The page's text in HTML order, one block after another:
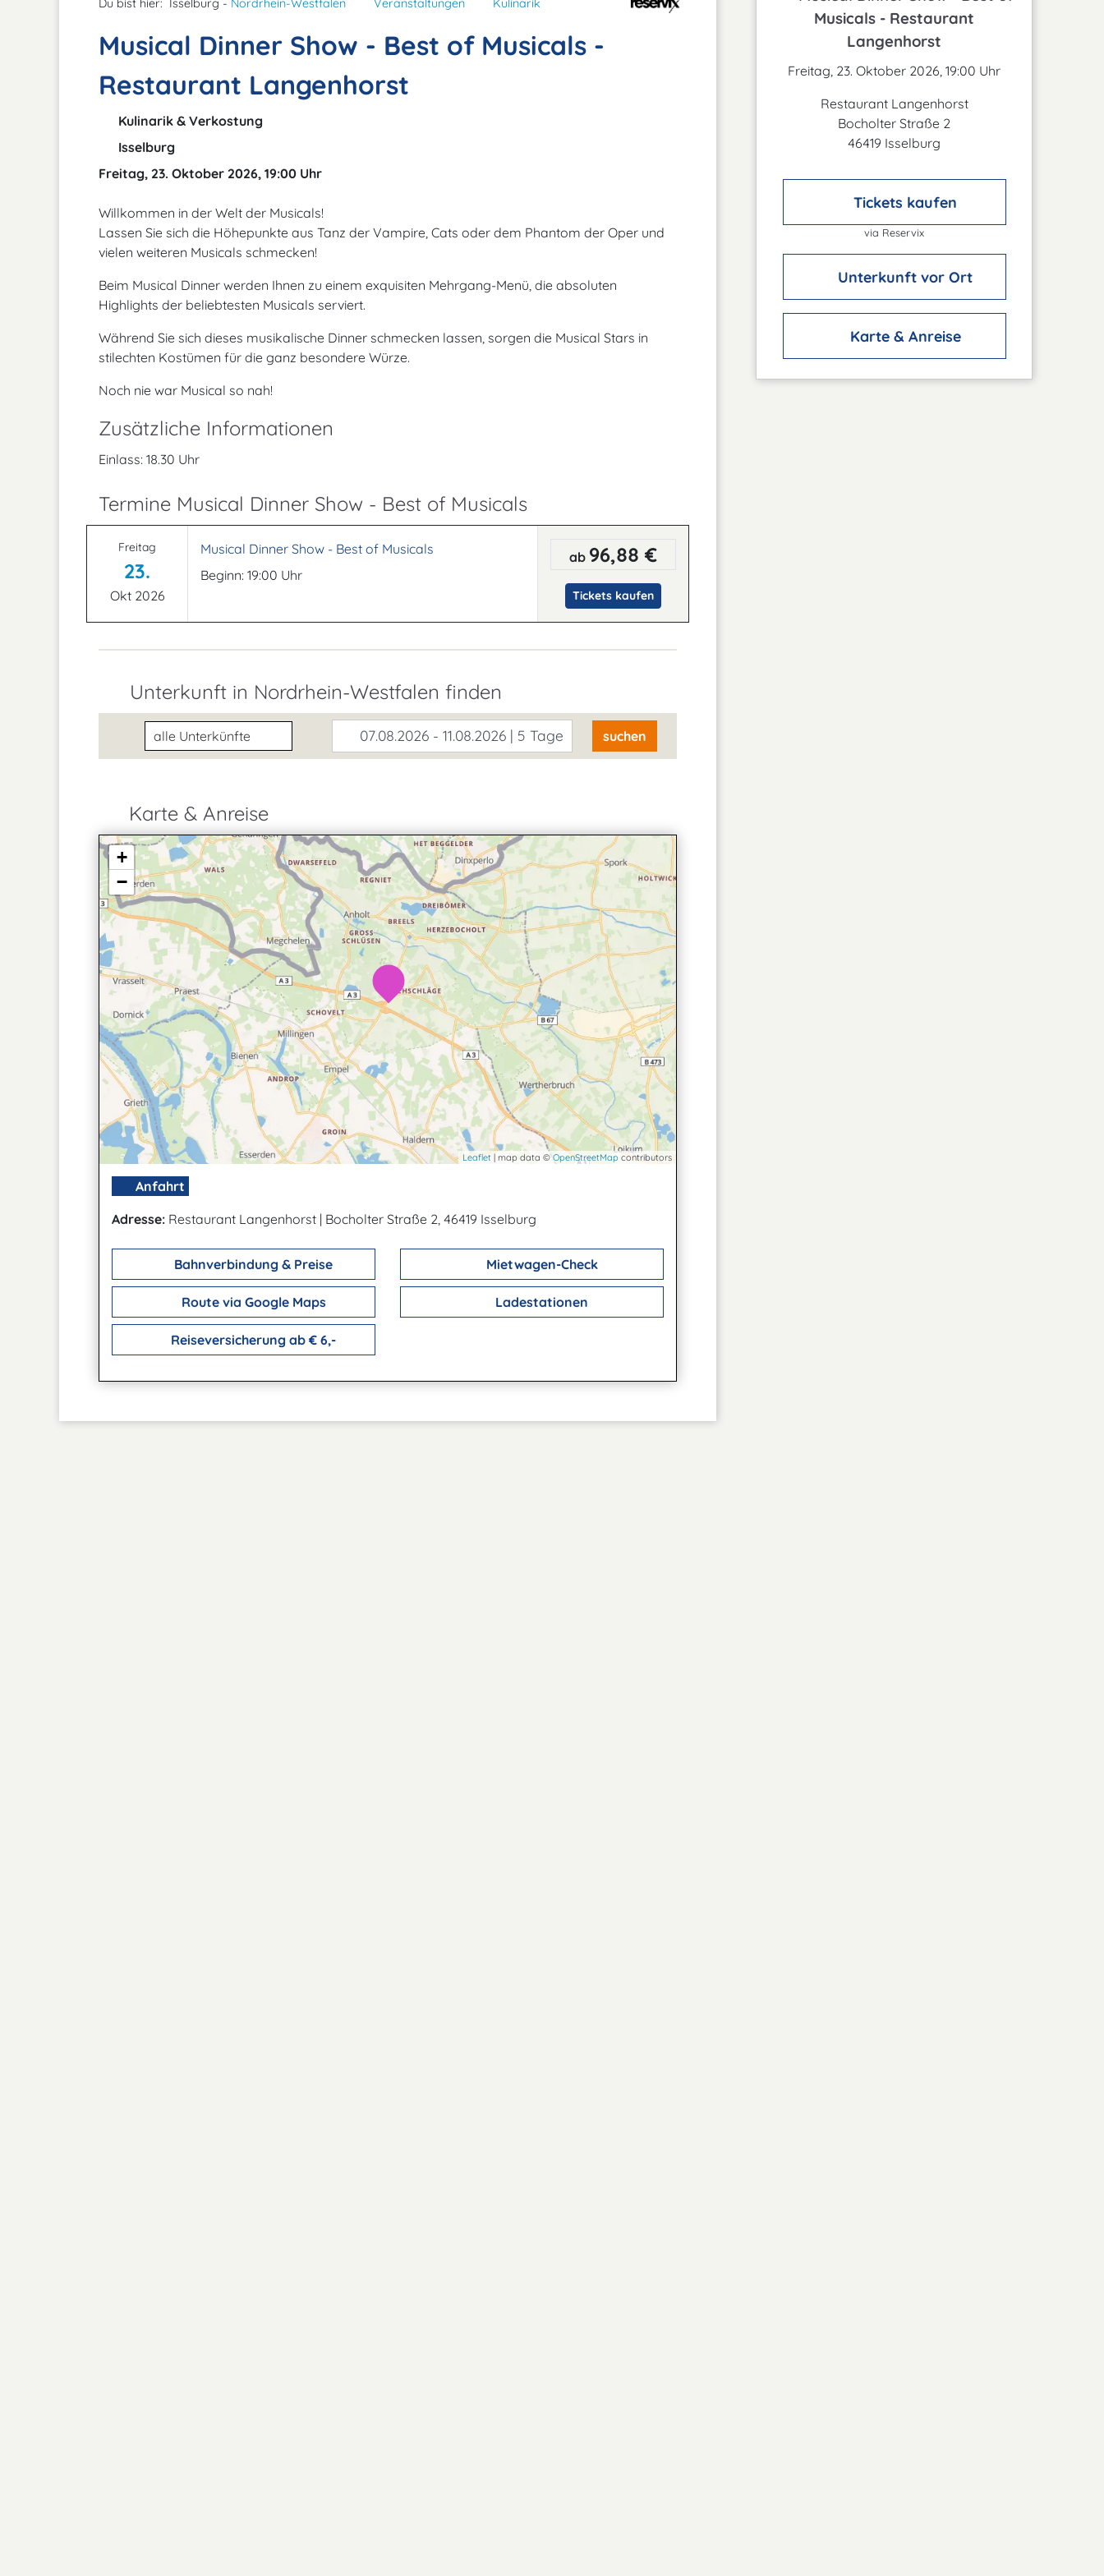
Du bist hier: Isselburg - Nordrhein-Westfalen Veranstaltungen Kulinarik
Musical Dinner Show - Best of Musicals -
Restaurant Langenhorst
Kulinarik & Verkostung
Isselburg
Freitag, 23. Oktober 2026, 19:00 Uhr
Willkommen in der Welt der Musicals!
Lassen Sie sich die Höhepunkte aus Tanz der Vampire, Cats oder dem Phantom der Oper und
vielen weiteren Musicals schmecken!
Beim Musical Dinner werden Ihnen zu einem exquisiten Mehrgang-Menü, die absoluten
Highlights der beliebtesten Musicals serviert.
Während Sie sich dieses musikalische Dinner schmecken lassen, sorgen die Musical Stars in
stilechten Kostümen für die ganz besondere Würze.
Noch nie war Musical so nah!
Zusätzliche Informationen
Einlass: 18.30 Uhr
Termine Musical Dinner Show - Best of Musicals
Freitag
23.
Okt 2026
Musical Dinner Show - Best of Musicals
Beginn: 19:00 Uhr
ab 96,88 €
Tickets kaufen
Unterkunft in Nordrhein-Westfalen finden
Unterkunftsart 07.08.2026 - 11.08.2026 | 5 Tage suchen
Karte & Anreise
+
−
Leaflet | map data ©OpenStreetMap contributors
Anfahrt
Adresse: Restaurant Langenhorst | Bocholter Straße 2, 46419 Isselburg
Bahnverbindung & Preise Mietwagen-Check
Route via Google Maps Ladestationen
Reiseversicherung ab € 6,-
Musicals - Restaurant
Langenhorst
Freitag, 23. Oktober 2026, 19:00 Uhr
Restaurant Langenhorst
Bocholter Straße 2
46419 Isselburg
Tickets kaufen
via Reservix
Unterkunft vor Ort
Karte & Anreise